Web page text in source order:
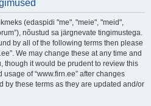
(edaspidi "me", "meie", "meid",
nõustud sa järgnevate tingimustega.
by all of the following terms then please
We may change these at any time and
though it would be prudent to review this
of “www.firn.ee” after changes
by these terms as they are updated and/or